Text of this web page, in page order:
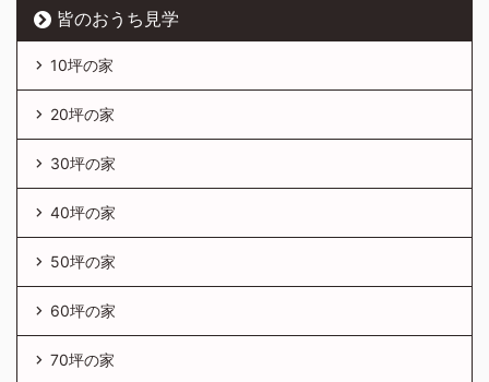
皆のおうち見学
10坪の家
20坪の家
30坪の家
40坪の家
50坪の家
60坪の家
70坪の家